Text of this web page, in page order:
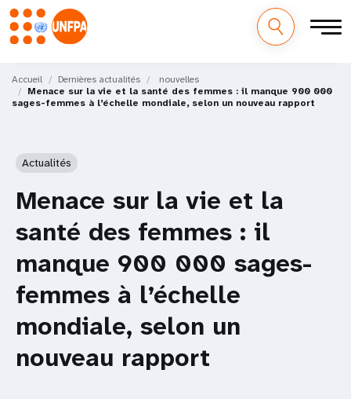
au
contenu
principal
M
a
Accueil Dernières actualités
nouvelles
Menace sur la vie et la santé des femmes : il manque 900 000
sages-femmes à l’échelle mondiale, selon un nouveau rapport
Actualités
Menace sur la vie et la
santé des femmes : il
manque 900 000 sages-
femmes à l’échelle
mondiale, selon un
nouveau rapport